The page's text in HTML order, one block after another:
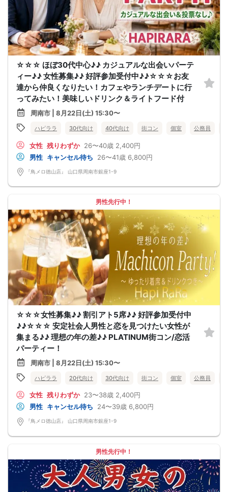
☆☆☆ ほぼ30代中心♪♪ カジュアルな出会いパーテ
ィー♪♪ 女性募集♪♪ 好評参加受付中♪♪☆☆☆お友
達から仲良くなりたい！カフェやランチデートに行
ってみたい！美味しいドリンク＆ライトフード付
周南市 | 8月22日(土) 15:30〜
ハピララ 30代向け 40代向け 街コン 個室 公務員
女性 残りわずか 26〜40歳 2,400円
男性 キャンセル待ち 26〜41歳 6,800円
『鳥メロ徳山店』 山口県周南市銀座1-9
男性先行中！
☆☆☆女性募集♪♪ 割引アト5席♪♪ 好評参加受付中
♪♪☆☆☆ 安定社会人男性と恋を見つけたい女性が
集まる♪♪ 理想の年の差♪♪ PLATINUM街コン/恋活
パーティー！
周南市 | 8月22日(土) 15:30〜
ハピララ 20代向け 30代向け 街コン 個室 公務員
女性 残りわずか 23〜38歳 2,400円
男性 キャンセル待ち 24〜39歳 6,800円
『鳥メロ徳山店』 山口県周南市銀座1-9
男性先行中！